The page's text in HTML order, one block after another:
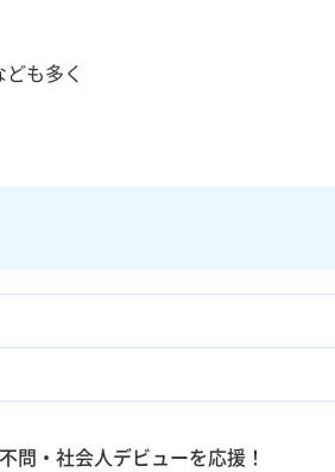
も多く
問・社会人デビューを応援！